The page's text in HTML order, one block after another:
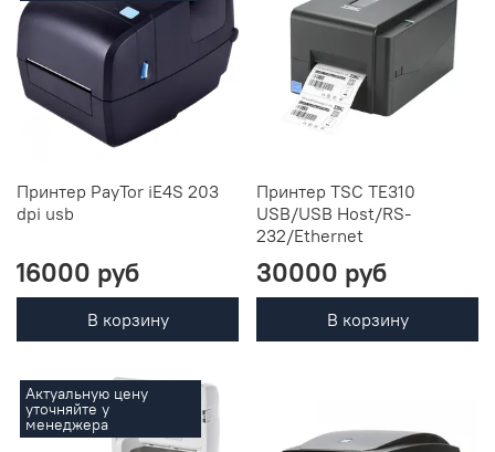
Принтер PayTor iE4S 203
dpi usb
16000 руб
В корзину
Принтер TSC TE310
USB/USB Host/RS-
232/Ethernet
30000 руб
В корзину
Актуальную цену
уточняйте у
менеджера